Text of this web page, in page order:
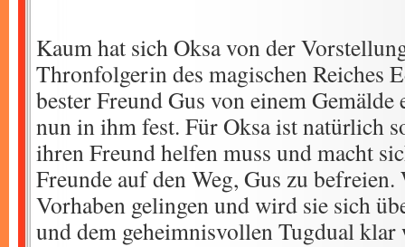
Kaum hat sich Oksa von der
Thronfolgerin des magischen Reiches
bester Freund Gus von einem Gemälde
nun in ihm fest. Für Oksa ist natürlich
ihren Freund helfen muss und macht
Freunde auf den Weg, Gus zu
Vorhaben gelingen und wird sie sich
und dem geheimnisvollen Tugdual klar